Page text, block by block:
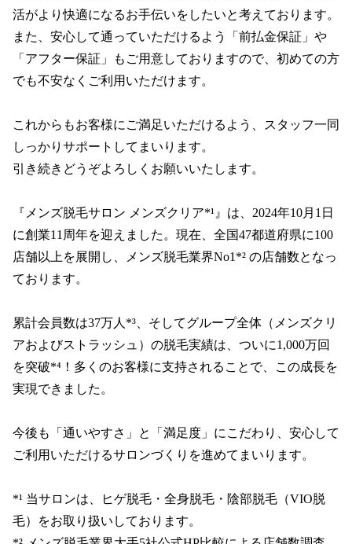
活がより快適になるお手伝いをしたいと考えております。
また、安心して通っていただけるよう「前払金保証」や
「アフター保証」もご用意しておりますので、初めての方
でも不安なくご利用いただけます。
これからもお客様にご満足いただけるよう、スタッフ一同
しっかりサポートしてまいります。
引き続きどうぞよろしくお願いいたします。
『メンズ脱毛サロン メンズクリア*¹』は、2024年10月1日
に創業11周年を迎えました。現在、全国47都道府県に100
店舗以上を展開し、メンズ脱毛業界No1*² の店舗数となっ
ております。
累計会員数は37万人*³、そしてグループ全体（メンズクリ
アおよびストラッシュ）の脱毛実績は、ついに1,000万回
を突破*⁴！多くのお客様に支持されることで、この成長を
実現できました。
今後も「通いやすさ」と「満足度」にこだわり、安心して
ご利用いただけるサロンづくりを進めてまいります。
*¹ 当サロンは、ヒゲ脱毛・全身脱毛・陰部脱毛（VIO脱
毛）をお取り扱いしております。